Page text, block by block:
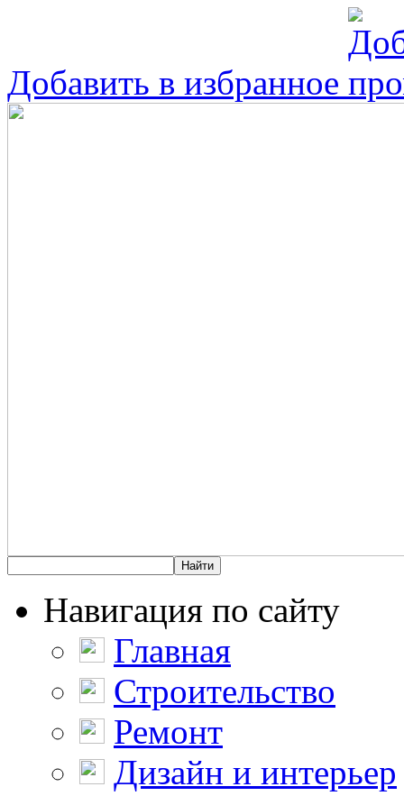
Добавить в избранное
Навигация по сайту
Главная
Строительство
Ремонт
Дизайн и интерьер